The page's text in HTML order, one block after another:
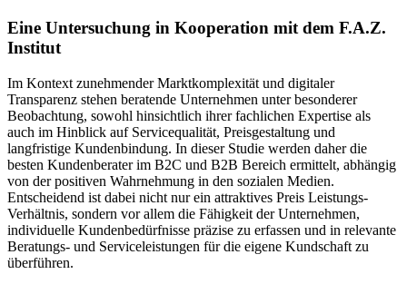
Eine Untersuchung in Kooperation mit dem F.A.Z.
Institut
Im Kontext zunehmender Marktkomplexität und digitaler
Transparenz stehen beratende Unternehmen unter besonderer
Beobachtung, sowohl hinsichtlich ihrer fachlichen Expertise als
auch im Hinblick auf Servicequalität, Preisgestaltung und
langfristige Kundenbindung. In dieser Studie werden daher die
besten Kundenberater im B2C und B2B Bereich ermittelt, abhängig
von der positiven Wahrnehmung in den sozialen Medien.
Entscheidend ist dabei nicht nur ein attraktives Preis Leistungs-
Verhältnis, sondern vor allem die Fähigkeit der Unternehmen,
individuelle Kundenbedürfnisse präzise zu erfassen und in relevante
Beratungs- und Serviceleistungen für die eigene Kundschaft zu
überführen.